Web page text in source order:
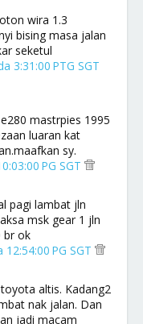
wira 1.3
bising masa jalan
seketul
3:31:00 PTG SGT
mastrpies 1995
luaran kat
sy.
PG SGT
pagi lambat jln
msk gear 1 jln
br ok
PG SGT
altis. Kadang2
nak jalan. Dan
jadi macam